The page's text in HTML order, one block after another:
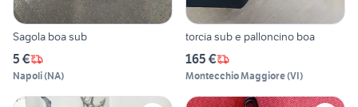
Sagola boa sub
5 €
Napoli(NA)
torcia sub e palloncino boa
165 €
Montecchio Maggiore(VI)